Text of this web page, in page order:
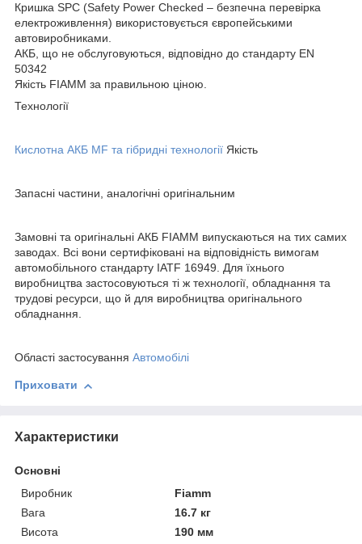
Кришка SPC (Safety Power Checked – безпечна перевірка
електроживлення) використовується європейськими
автовиробниками.
АКБ, що не обслуговуються, відповідно до стандарту EN
50342
Якість FIAMM за правильною ціною.
Технології
Кислотна АКБ MF та гібридні технології Якість
Запасні частини, аналогічні оригінальним
Замовні та оригінальні АКБ FIAMM випускаються на тих самих
заводах. Всі вони сертифіковані на відповідність вимогам
автомобільного стандарту IATF 16949. Для їхнього
виробництва застосовуються ті ж технології, обладнання та
трудові ресурси, що й для виробництва оригінального
обладнання.
Області застосування Автомобілі
Приховати
Характеристики
Основні
Виробник
Fiamm
Вага
16.7 кг
Висота
190 мм